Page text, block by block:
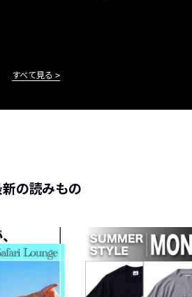
すべて見る
の読みもの